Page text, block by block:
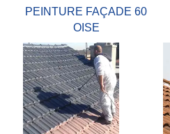
PEINTURE FAÇADE 60
OISE